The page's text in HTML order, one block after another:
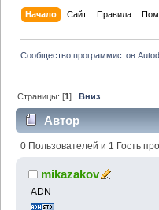
Начало Сайт Правила
Сообщество программистов
Страницы: [1]Вниз
Автор
0 Пользователей и 1 Гость
mikazakov
ADN